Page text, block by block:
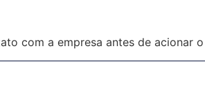
com a empresa antes de acionar o